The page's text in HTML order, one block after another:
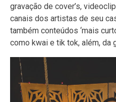
gravação de cover’s,
canais dos artistas de seu
também conteúdos ‘mais
como kwai e tik tok, além, da